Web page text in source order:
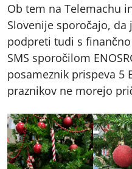
Ob tem na Telemachu
Slovenije sporočajo,
podpreti tudi s
SMS sporočilom
posameznik prispeva 5
praznikov ne morejo